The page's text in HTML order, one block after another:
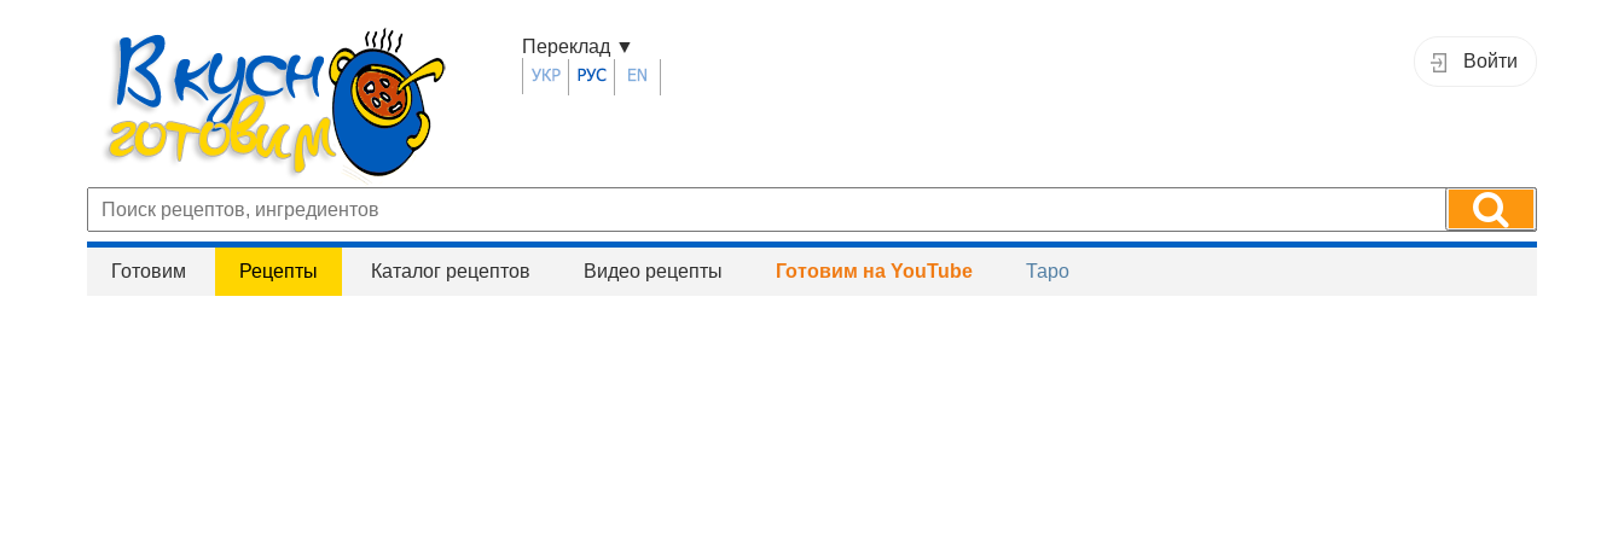
Войти
Переклад ▼
Готовим Рецепты Каталог рецептов Видео рецепты Готовим на YouTube Таро